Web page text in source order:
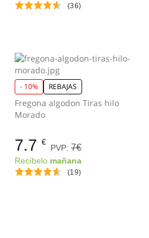
(36)
- 10% REBAJAS
Fregona algodon Tiras hilo
Morado
7.7 €
PVP: 7€
Recíbelo mañana
(19)